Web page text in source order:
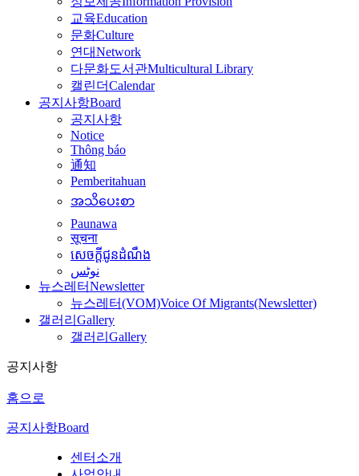
교육Education
문화Culture
연대Network
다문화도서관Multicultural Library
캘린더Calendar
공지사항Board
공지사항
Notice
Thông báo
通知
Pemberitahuan
အသိပေးစာ
Paunawa
सूचना
សេចក្តីជូនដំណឹង
نوٹس
뉴스레터Newsletter
뉴스레터(VOM)Voice Of Migrants(Newsletter)
갤러리 Gallery
갤러리 Gallery
공지사항
홈으로
공지사항Board
센터소개